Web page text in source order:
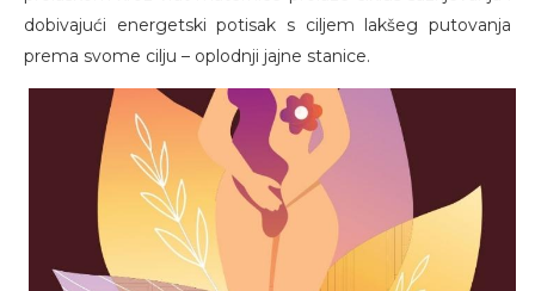
dobivajući energetski potisak s ciljem lakšeg putovanja
prema svome cilju – oplodnji jajne stanice.